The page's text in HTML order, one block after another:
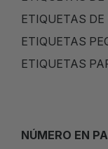
ETIQUETAS DE
ETIQUETAS
ETIQUETAS
NÚMERO EN